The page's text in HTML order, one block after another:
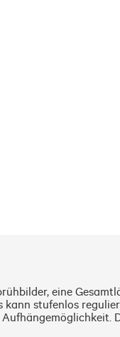
eine
stufenlos